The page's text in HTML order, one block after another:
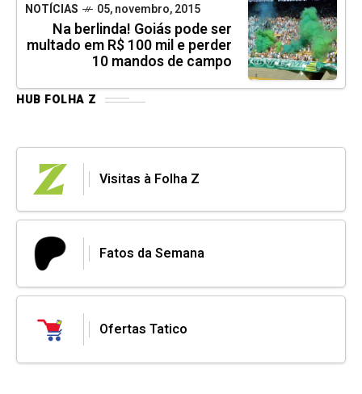
NOTÍCIAS 05, novembro, 2015
Na berlinda! Goiás pode ser
multado em R$ 100 mil e perder
10 mandos de campo
HUB FOLHA Z
Visitas à Folha Z
Fatos da Semana
Ofertas Tatico